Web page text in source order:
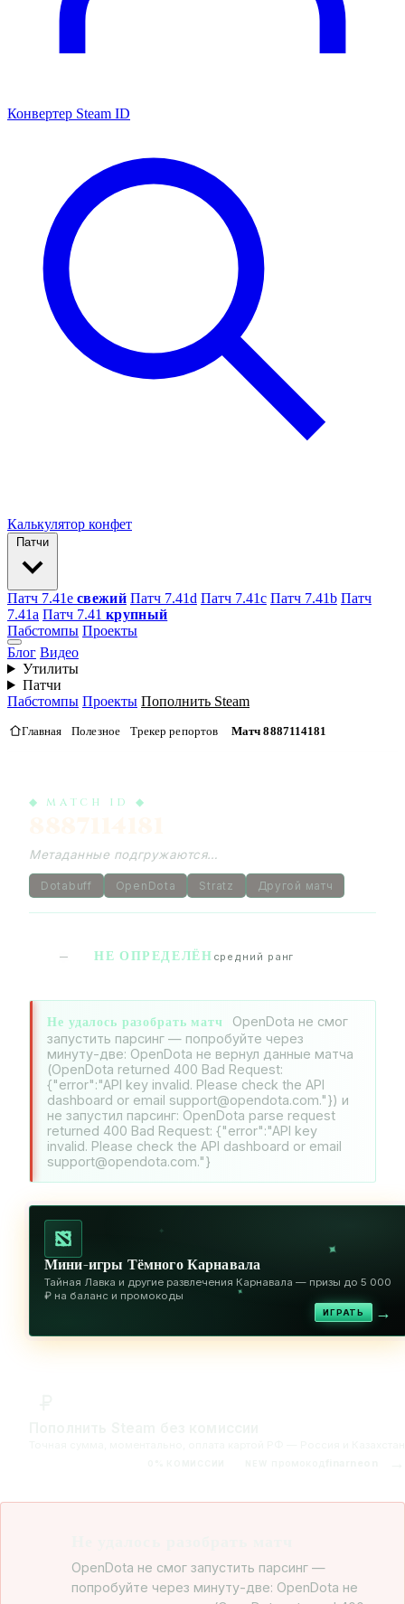
Конвертер Steam ID
Калькулятор конфет
Патчи
Патч 7.41e свежий Патч 7.41d Патч 7.41c Патч 7.41b Патч
7.41а Патч 7.41 крупный
Пабстомпы Проекты
Блог Видео
Утилиты
Патчи
Пабстомпы Проекты Пополнить Steam
Главная Полезное Трекер репортов Матч 8887114181
◆ MATCH ID ◆
Метаданные подгружаются…
Dotabuff OpenDota Stratz Другой матч
— НЕ ОПРЕДЕЛЁН средний ранг
Не удалось разобрать матч
OpenDota не смог
запустить парсинг — попробуйте через
минуту-две: OpenDota не вернул данные матча
(OpenDota returned 400 Bad Request:
{"error":"API key invalid. Please check the API
dashboard or email support@opendota.com."}) и
не запустил парсинг: OpenDota parse request
returned 400 Bad Request: {"error":"API key
invalid. Please check the API dashboard or email
support@opendota.com."}
✦
✦
✦
Мини-игры Тёмного Карнавала
Тайная Лавка и другие развлечения Карнавала — призы до 5 000
₽ на баланс и промокоды
ИГРАТЬ →
OpenDota не смог запустить парсинг —
попробуйте через минуту-две: OpenDota не